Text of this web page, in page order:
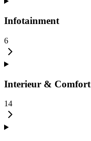
Infotainment
6
Interieur & Comfort
14